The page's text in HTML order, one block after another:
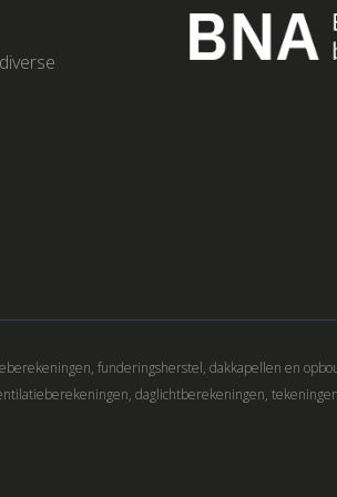
funderingsherstel, dakkapellen en
daglichtberekeningen,